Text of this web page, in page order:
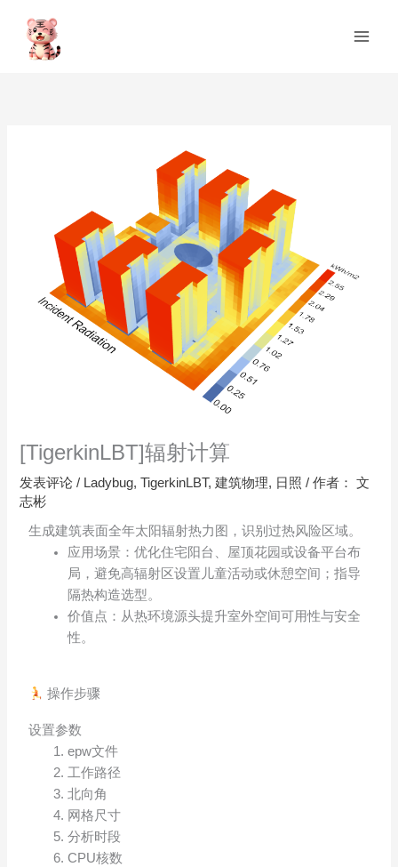
[TigerkinLBT]辐射计算
发表评论 / Ladybug,TigerkinLBT,建筑物理, 日照 / 作者：
文
志彬
生成建筑表面全年太阳辐射热力图，识别过热风险区域。
应用场景：优化住宅阳台、屋顶花园或设备平台布
局，避免高辐射区设置儿童活动或休憩空间；指导
隔热构造选型。
价值点：从热环境源头提升室外空间可用性与安全
性。
操作步骤
设置参数
epw文件
工作路径
北向角
网格尺寸
分析时段
CPU核数